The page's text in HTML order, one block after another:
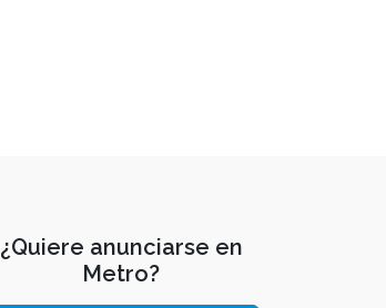
¿Quiere anunciarse en
Metro?